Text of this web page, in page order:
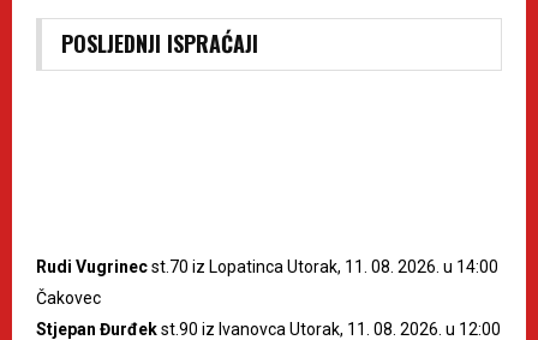
POSLJEDNJI ISPRAĆAJI
Rudi Vugrinecst.70 iz Lopatinca Utorak, 11. 08. 2026. u 14:00
Čakovec
Stjepan Đurđekst.90 iz Ivanovca Utorak, 11. 08. 2026. u 12:00